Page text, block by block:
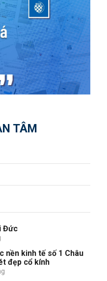
TÂM
Đức
nền kinh tế số 1 Châu
đẹp cổ kính